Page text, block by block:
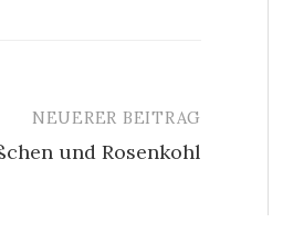
NEUERER BEITRAG
und Rosenkohl